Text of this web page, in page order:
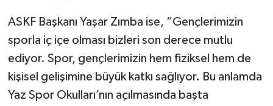
ASKF Başkanı Yaşar Zımba ise, “Gençlerimizin
sporla iç içe olması bizleri son derece mutlu
ediyor. Spor, gençlerimizin hem fiziksel hem de
kişisel gelişimine büyük katkı sağlıyor. Bu anlamda
Yaz Spor Okulları’nın açılmasında başta